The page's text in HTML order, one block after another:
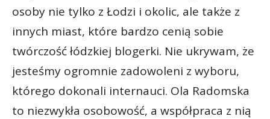
osoby nie tylko z Łodzi i okolic, ale także z
innych miast, które bardzo cenią sobie
twórczość łódzkiej blogerki. Nie ukrywam, że
jesteśmy ogromnie zadowoleni z wyboru,
którego dokonali internauci. Ola Radomska
to niezwykła osobowość, a współpraca z nią